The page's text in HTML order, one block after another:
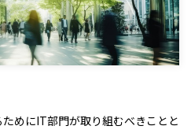
めにIT部門が取り組むべきことと